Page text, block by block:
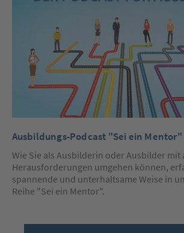
Ausbildungs-Podcast "Sei ein Mentor"
Wie Sie als Ausbilderin oder Ausbilder mit
Herausforderungen umgehen können,
spannende und unterhaltsame Weise in
Reihe "Sei ein Mentor".